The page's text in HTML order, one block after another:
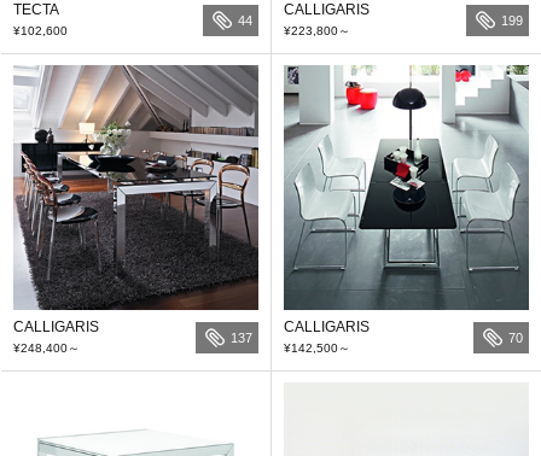
TECTA
¥102,600
44
CALLIGARIS
¥223,800～
199
CALLIGARIS
¥248,400～
137
CALLIGARIS
¥142,500～
70